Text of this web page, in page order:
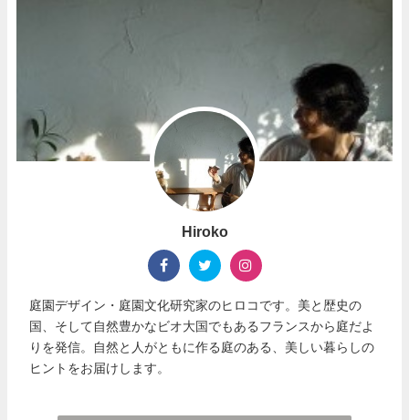
Hiroko
庭園デザイン・庭園文化研究家のヒロコです。美と歴史の
国、そして自然豊かなビオ大国でもあるフランスから庭だよ
りを発信。自然と人がともに作る庭のある、美しい暮らしの
ヒントをお届けします。